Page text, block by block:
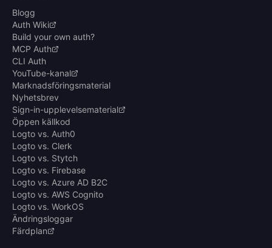
Blogg
Auth Wiki
Build your own auth?
MCP Auth
CLI Auth
YouTube-kanal
Marknadsföringsmaterial
Nyhetsbrev
Sign-in-upplevelsematerial
Öppen källkod
Logto vs. Auth0
Logto vs. Clerk
Logto vs. Stytch
Logto vs. Firebase
Logto vs. Azure AD B2C
Logto vs. AWS Cognito
Logto vs. WorkOS
Ändringsloggar
Färdplan